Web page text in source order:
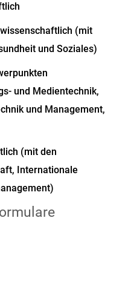
(mit
und Soziales)
und Medientechnik,
und Management,
(mit den
Internationale